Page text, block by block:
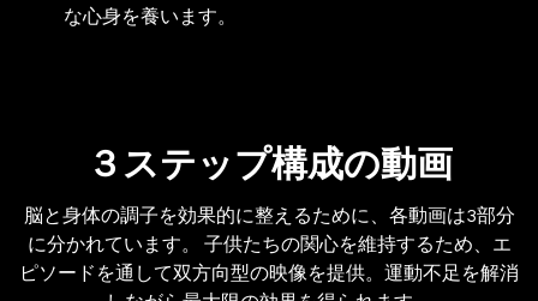
な心身を養います。
３ステップ構成の動画
脳と身体の調子を効果的に整えるために、各動画は3部分
に分かれています。 子供たちの関心を維持するため、エ
ピソードを通して双方向型の映像を提供。運動不足を解消